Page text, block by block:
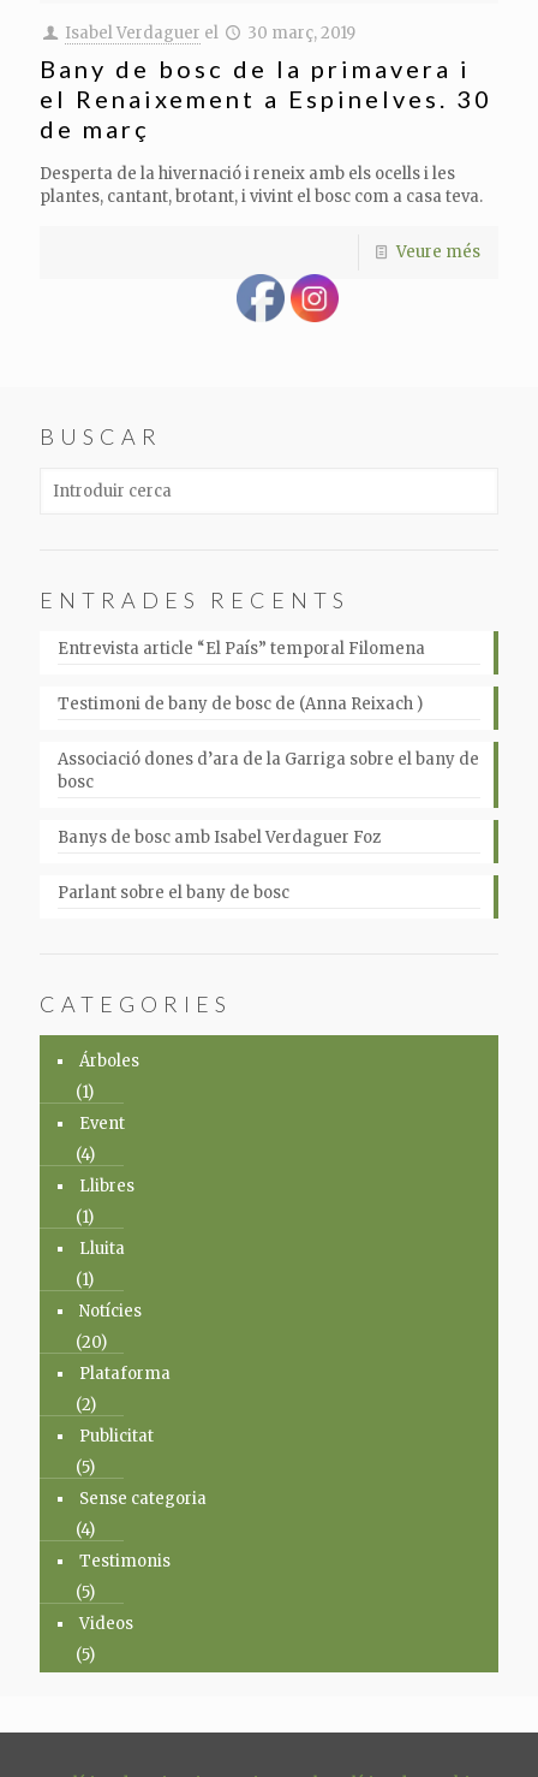
Isabel Verdaguer el 30 març, 2019
Bany de bosc de la primavera i
el Renaixement a Espinelves. 30
de març
Desperta de la hivernació i reneix amb els ocells i les
plantes, cantant, brotant, i vivint el bosc com a casa teva.
Veure més
BUSCAR
ENTRADES RECENTS
Entrevista article “El País” temporal Filomena
Testimoni de bany de bosc de (Anna Reixach )
Associació dones d’ara de la Garriga sobre el bany de
bosc
Banys de bosc amb Isabel Verdaguer Foz
Parlant sobre el bany de bosc
CATEGORIES
Árboles
(1)
Event
(4)
Llibres
(1)
Lluita
(1)
Notícies
(20)
Plataforma
(2)
Publicitat
(5)
Sense categoria
(4)
Testimonis
(5)
Videos
(5)